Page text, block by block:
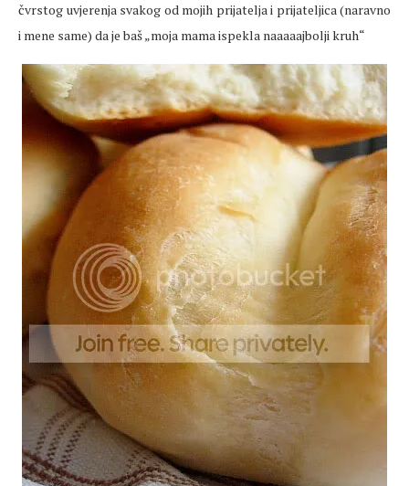
čvrstog uvjerenja svakog od mojih prijatelja i prijateljica (naravno
i mene same) da je baš „moja mama ispekla naaaaajbolji kruh“